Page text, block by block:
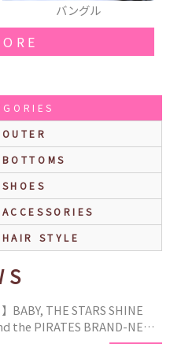
ピアス
OUTER
BOTTOMS
SHOES
ACCESSORIES
HAIR STYLE
BABY, THE STARS SHINE
the PIRATES BRAND-NEW